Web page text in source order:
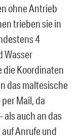
ohne Antrieb
trieben sie in
4
Wasser
Koordinaten
das maltesische
Mail, da
als auch an das
Anrufe und